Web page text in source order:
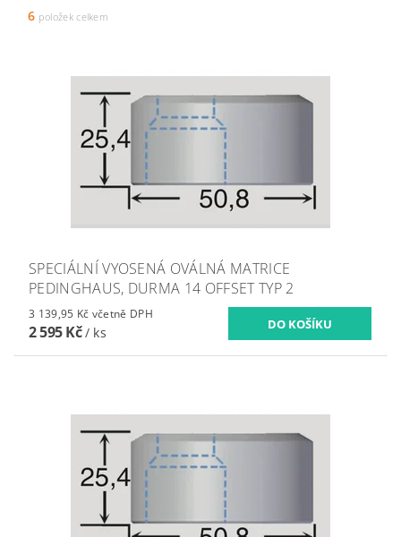
6 položek celkem
SPECIÁLNÍ VYOSENÁ OVÁLNÁ MATRICE
PEDINGHAUS, DURMA 14 OFFSET TYP 2
3 139,95 Kč včetně DPH
2 595 Kč/ ks